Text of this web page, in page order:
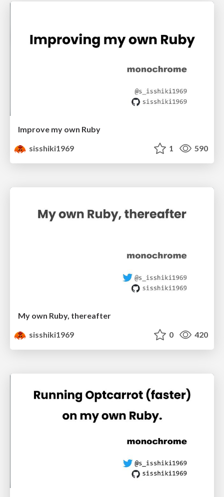
Improve my own Ruby
sisshiki1969
1 590
My own Ruby, thereafter
sisshiki1969
0 420